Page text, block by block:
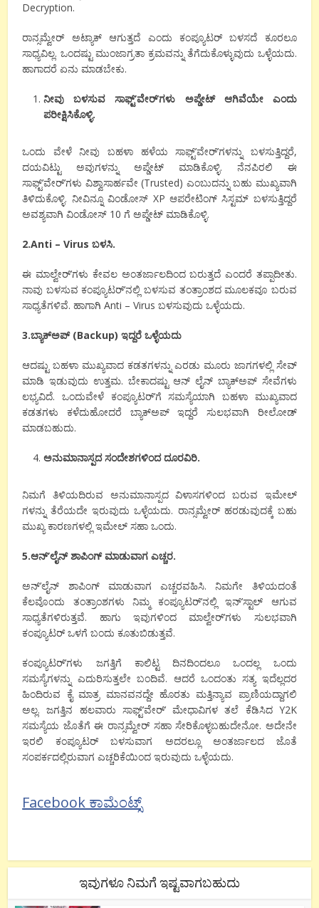
Decryption.
ರಾನ್ಸಮ್ವೇರ್ ಅಟ್ಯಾಕ್ ಆಗುತ್ತದೆ ಎಂದು ಕಂಪ್ಯೂಟರ್ ಬಳಸದೆ ಕೂರಲೂ
ಸಾಧ್ಯವಿಲ್ಲ. ಒಂದಷ್ಟು ಮುಂಜಾಗ್ರತಾ ಕ್ರಮವನ್ನು ತೆಗೆದುಕೊಳ್ಳುವುದು ಒಳ್ಳೆಯದು.
ಹಾಗಾದರೆ ಏನು ಮಾಡಬೇಕು.
ನೀವು ಬಳಸುವ ಸಾಫ್ಟ್’ವೇರ್’ಗಳು ಅಪ್ಡೇಟ್ ಆಗಿವೆಯೇ ಎಂದು
ಪರೀಕ್ಷಿಸಿಕೊಳ್ಳಿ.
ಒಂದು ವೇಳೆ ನೀವು ಬಹಳಾ ಹಳೆಯ ಸಾಫ್ಟ್’ವೇರ್’ಗಳನ್ನು ಬಳಸುತ್ತಿದ್ದರೆ,
ದಯವಿಟ್ಟು ಅವುಗಳನ್ನು ಅಪ್ಡೇಟ್ ಮಾಡಿಕೊಳ್ಳಿ. ನೆನಪಿರಲಿ ಈ
ಸಾಫ್ಟ್’ವೇರ್’ಗಳು ವಿಶ್ವಾಸಾರ್ಹವೇ (Trusted) ಎಂಬುದನ್ನು ಬಹು ಮುಖ್ಯವಾಗಿ
ತಿಳಿದುಕೊಳ್ಳಿ. ನೀವಿನ್ನೂ ವಿಂಡೋಸ್ XP ಆಪರೇಟಿಂಗ್ ಸಿಸ್ಟಮ್ ಬಳಸುತ್ತಿದ್ದರೆ
ಅವಶ್ಯವಾಗಿ ವಿಂಡೋಸ್ 10 ಗೆ ಅಪ್ಡೇಟ್ ಮಾಡಿಕೊಳ್ಳಿ.
2.Anti – Virus ಬಳಸಿ.
ಈ ಮಾಲ್ವೇರ್’ಗಳು ಕೇವಲ ಅಂತರ್ಜಾಲದಿಂದ ಬರುತ್ತದೆ ಎಂದರೆ ತಪ್ಪಾದೀತು.
ನಾವು ಬಳಸುವ ಕಂಪ್ಯೂಟರ್’ನಲ್ಲಿ ಬಳಸುವ ತಂತ್ರಾಂಶದ ಮೂಲಕವೂ ಬರುವ
ಸಾಧ್ಯತೆಗಳಿವೆ. ಹಾಗಾಗಿ Anti – Virus ಬಳಸುವುದು ಒಳ್ಳೆಯದು.
3.ಬ್ಯಾಕ್ಅಪ್ (Backup) ಇದ್ದರೆ ಒಳ್ಳೆಯದು
ಆದಷ್ಟು ಬಹಳಾ ಮುಖ್ಯವಾದ ಕಡತಗಳನ್ನು ಎರಡು ಮೂರು ಜಾಗಗಳಲ್ಲಿ ಸೇವ್
ಮಾಡಿ ಇಡುವುದು ಉತ್ತಮ. ಬೇಕಾದಷ್ಟು ಆನ್ ಲೈನ್ ಬ್ಯಾಕ್ಅಪ್ ಸೇವೆಗಳು
ಲಭ್ಯವಿದೆ. ಒಂದುವೇಳೆ ಕಂಪ್ಯೂಟರ್’ಗೆ ಸಮಸ್ಯೆಯಾಗಿ ಬಹಳಾ ಮುಖ್ಯವಾದ
ಕಡತಗಳು ಕಳೆದುಹೋದರೆ ಬ್ಯಾಕ್ಅಪ್ ಇದ್ದರೆ ಸುಲಭವಾಗಿ ರೀಲೋಡ್
ಮಾಡಬಹುದು.
ಅನುಮಾನಾಸ್ಪದ ಸಂದೇಶಗಳಿಂದ ದೂರವಿರಿ.
ನಿಮಗೆ ತಿಳಿಯದಿರುವ ಅನುಮಾನಾಸ್ಪದ ವಿಳಾಸಗಳಿಂದ ಬರುವ ಇಮೇಲ್
ಗಳನ್ನು ತೆರೆಯದೇ ಇರುವುದು ಒಳ್ಳೆಯದು. ರಾನ್ಸಮ್ವೇರ್ ಹರಡುವುದಕ್ಕೆ ಬಹು
ಮುಖ್ಯ ಕಾರಣಗಳಲ್ಲಿ ಇಮೇಲ್ ಸಹಾ ಒಂದು.
5.ಆನ್’ಲೈನ್ ಶಾಪಿಂಗ್ ಮಾಡುವಾಗ ಎಚ್ಚರ.
ಅನ್’ಲೈನ್ ಶಾಪಿಂಗ್ ಮಾಡುವಾಗ ಎಚ್ಚರವಹಿಸಿ. ನಿಮಗೇ‌ ತಿಳಿಯದಂತೆ
ಕೆಲವೊಂದು ತಂತ್ರಾಂಶಗಳು ನಿಮ್ಮ ಕಂಪ್ಯೂಟರ್’ನಲ್ಲಿ ಇನ್’ಸ್ಟಾಲ್ ಆಗುವ
ಸಾಧ್ಯತೆಗಳಿರುತ್ತವೆ. ಹಾಗು ಇವುಗಳಿಂದ ಮಾಲ್ವೇರ್’ಗಳು ಸುಲಭವಾಗಿ
ಕಂಪ್ಯೂಟರ್ ಒಳಗೆ ಬಂದು ಕೂತುಬಿಡುತ್ತವೆ.
ಕಂಪ್ಯೂಟರ್’ಗಳು ಜಗತ್ತಿಗೆ ಕಾಲಿಟ್ಟ ದಿನದಿಂದಲೂ ಒಂದಲ್ಲ ಒಂದು
ಸಮಸ್ಯೆಗಳನ್ನು ಎದುರಿಸುತ್ತಲೇ ಬಂದಿವೆ. ಆದರೆ ಒಂದಂತು ಸತ್ಯ ಇದೆಲ್ಲದರ
ಹಿಂದಿರುವ ಕೈ ಮಾತ್ರ ಮಾನವನದ್ದೇ ಹೊರತು ಮತ್ತಿನ್ಯಾವ ಪ್ರಾಣಿಯದ್ದಾಗಲಿ
ಅಲ್ಲ. ಜಗತ್ತಿನ ಹಲವಾರು ಸಾಫ್ಟ್’ವೇರ್’ ಮೇಧಾವಿಗಳ ತಲೆ ಕೆಡಿಸಿದ Y2K
ಸಮಸ್ಯೆಯ ಜೊತೆಗೆ ಈ ರಾನ್ಸಮ್ವೇರ್ ಸಹಾ ಸೇರಿಕೊಳ್ಳಬಹುದೇನೋ. ಅದೇನೇ
ಇರಲಿ ಕಂಪ್ಯೂಟರ್ ಬಳಸುವಾಗ ಅದರಲ್ಲೂ ಅಂತರ್ಜಾಲದ ಜೊತೆ
ಸಂಪರ್ಕದಲ್ಲಿರುವಾಗ ಎಚ್ಚರಿಕೆಯಿಂದ ಇರುವುದು ಒಳ್ಳೆಯದು.
Facebook ಕಾಮೆಂಟ್ಸ್
ಇವುಗಳೂ ನಿಮಗೆ ಇಷ್ಟವಾಗಬಹುದು